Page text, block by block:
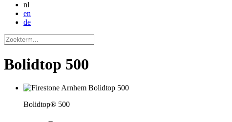
nl
en
de
Bolidtop 500
Bolidtop® 500